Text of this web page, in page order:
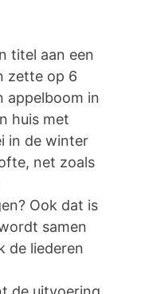
titel aan een
zette op 6
appelboom in
huis met
in de winter
net zoals
Ook dat is
samen
de liederen